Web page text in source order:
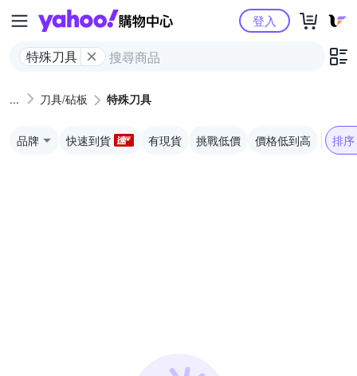
Yahoo購物中心
特殊刀具
登入
刀具/砧板 特殊刀具
品牌 快速到貨 有現貨 挑戰低價 價格低到高 排序